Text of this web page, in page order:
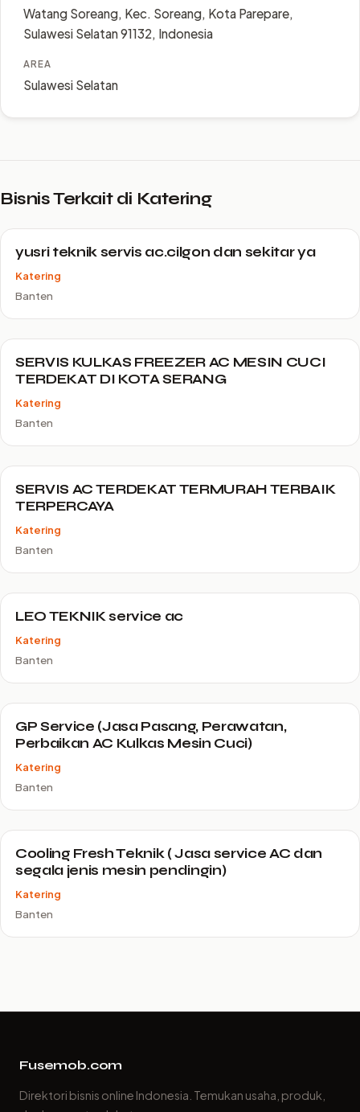
Watang Soreang, Kec. Soreang, Kota Parepare,
Sulawesi Selatan 91132, Indonesia
AREA
Sulawesi Selatan
Bisnis Terkait di Katering
yusri teknik servis ac.cilgon dan sekitar ya
Katering
Banten
SERVIS KULKAS FREEZER AC MESIN CUCI
TERDEKAT DI KOTA SERANG
Katering
Banten
SERVIS AC TERDEKAT TERMURAH TERBAIK
TERPERCAYA
Katering
Banten
LEO TEKNIK service ac
Katering
Banten
GP Service (Jasa Pasang, Perawatan,
Perbaikan AC Kulkas Mesin Cuci)
Katering
Banten
Cooling Fresh Teknik ( Jasa service AC dan
segala jenis mesin pendingin)
Katering
Banten
Fusemob.com
Direktori bisnis online Indonesia. Temukan usaha, produk,